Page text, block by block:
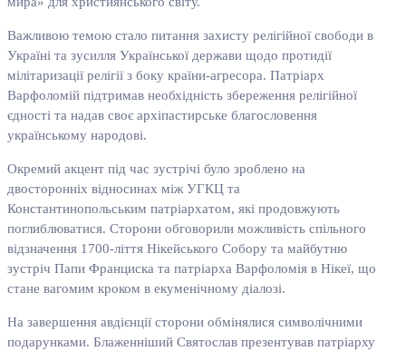
Важливою темою стало питання захисту релігійної свободи в
Україні та зусилля Української держави щодо протидії
мілітаризації релігії з боку країни-агресора. Патріарх
Варфоломій підтримав необхідність збереження релігійної
єдності та надав своє архіпастирське благословення
українському народові.
Окремий акцент під час зустрічі було зроблено на
двосторонніх відносинах між УГКЦ та
Константинопольським патріархатом, які продовжують
поглиблюватися. Сторони обговорили можливість спільного
відзначення 1700-ліття Нікейського Собору та майбутню
зустріч Папи Франциска та патріарха Варфоломія в Нікеї, що
стане вагомим кроком в екуменічному діалозі.
На завершення авдієнції сторони обмінялися символічними
подарунками. Блаженніший Святослав презентував патріарху